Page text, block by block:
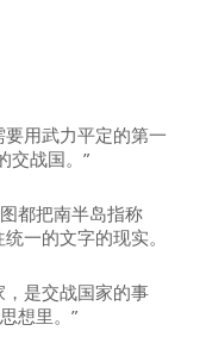
用武力平定的第一
交战国。”
都把南半岛指称
一的文字的现实。
，是交战国家的事
想里。”